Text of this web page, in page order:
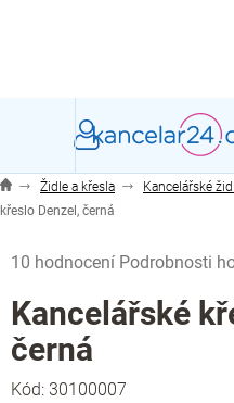
Židle a křesla Kancelářské
křeslo Denzel, černá
hodnocení
produktu
je
5,0
z
5
10 hodnocení Podrobnosti
Kancelářské
černá
Kód: 30100007